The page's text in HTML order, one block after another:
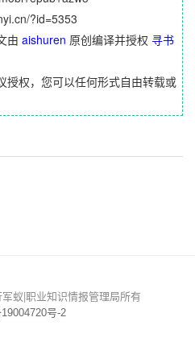
?id=5353
由 aishuren 原创编译并授权 寻书
授权，您可以任何形式自由转载或
蚁|职业知识情报管理局所有
号-2